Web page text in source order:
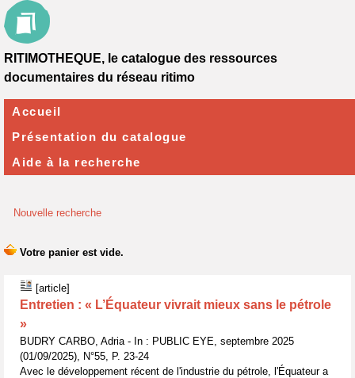
Nouvelle recherche
[article]
Entretien : « L’Équateur vivrait mieux sans le pétrole
»
BUDRY CARBO, Adria - In : PUBLIC EYE, septembre 2025
(01/09/2025), N°55, P. 23-24
Avec le développement récent de l'industrie du pétrole, l'Équateur a
RITIMOTHEQUE, le catalogue des ressources
documentaires du réseau ritimo
Accueil
Présentation du catalogue
Aide à la recherche